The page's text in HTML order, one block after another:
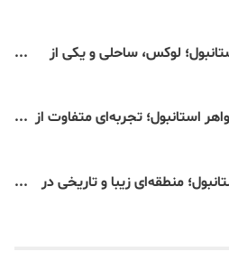
لوکس، ساحلی و یکی از
استانبول؛ تجربه‌ای متفاوت از
منطقه‌ای زیبا و تاریخی در